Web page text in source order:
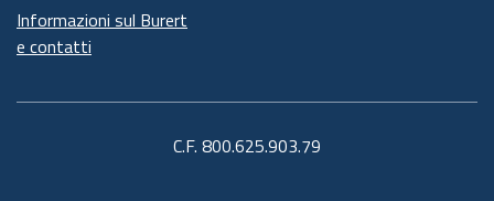
Informazioni sul Burert
e contatti
C.F. 800.625.903.79